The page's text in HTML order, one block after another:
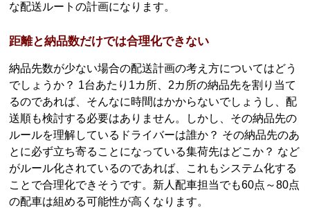
な配送ルートの計画になります。
距離と納品数だけでは合理化できない
納品先数が少ない場合の配送計画の考え方についてはどう
でしょうか？ 1台あたり1カ所、2カ所の納品先を割り当て
るのであれば、そんなに時間はかからないでしょうし、配
送順も検討する必要はありません。しかし、その納品先の
ルールを理解しているドライバーは誰か？ その納品先のあ
とに必ず立ち寄ることになっている集荷先はどこか？ など
がルール化されているのであれば、これもシステム化する
ことで合理化できそうです。新人配車担当でも60点～80点
の配車は組める可能性が高くなります。